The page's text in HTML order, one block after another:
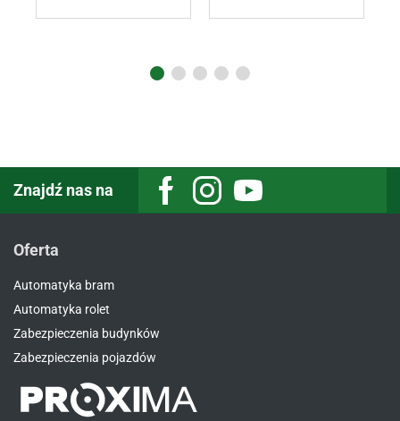
Znajdź nas na
Oferta
Automatyka bram
Automatyka rolet
Zabezpieczenia budynków
Zabezpieczenia pojazdów